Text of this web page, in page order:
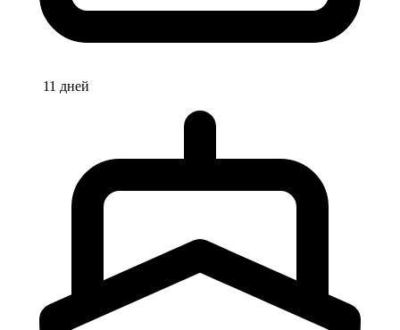
11 дней